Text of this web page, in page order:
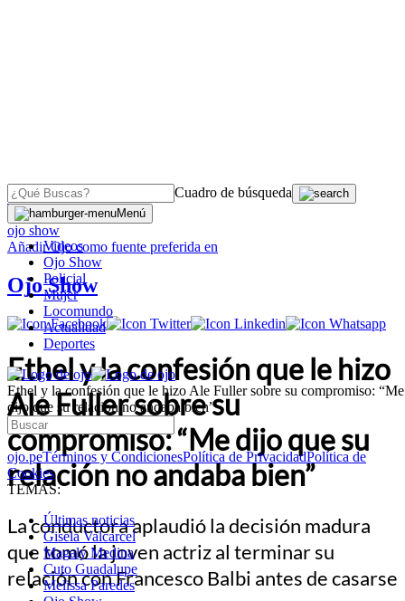
Cuadro de búsqueda
Menú
Videos
Ojo Show
Policial
Mujer
Locomundo
Actualidad
Deportes
Ethel y la confesión que le hizo Ale Fuller sobre su compromiso: “Me
dijo que su relación no andaba bien”
ojo.peTérminos y CondicionesPolítica de PrivacidadPolítica de
Cookies
TEMAS:
Últimas noticias
Gisela Valcarcel
Magaly Medina
Cuto Guadalupe
Melissa Paredes
OJO
ojo show
AñadirOjocomo fuente preferida en
Ojo Show
Ethel y la confesión que le hizo
Ale Fuller sobre su
compromiso: “Me dijo que su
relación no andaba bien”
La conductora aplaudió la decisión madura
que tomó la joven actriz al terminar su
relación con Francesco Balbi antes de casarse